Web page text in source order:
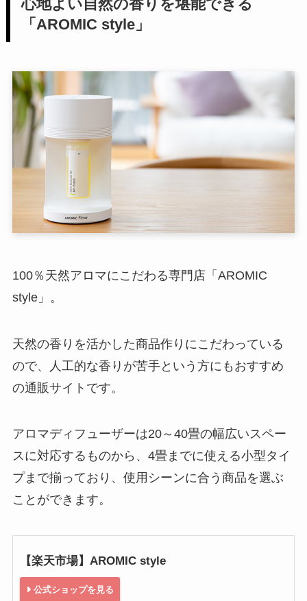
心地よい自然の香りを堪能できる
「AROMIC style」
100％天然アロマにこだわる専門店「AROMIC
style」。
天然の香りを活かした商品作りにこだわっている
ので、人工的な香りが苦手という方にもおすすめ
の通販サイトです。
アロマディフューザーは20～40畳の幅広いスペー
スに対応するものから、4畳までに使える小型タイ
プまで揃っており、使用シーンに合う商品を選ぶ
ことができます。
【楽天市場】AROMIC style
公式ショップを見る